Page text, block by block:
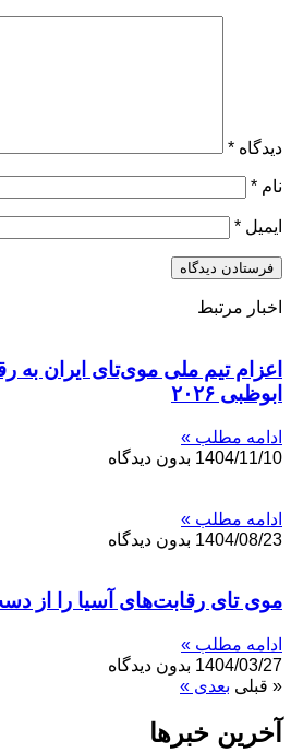
دیدگاه *
نام *
ایمیل *
اخبار مرتبط
اعزام تیم ملی موی‌تای ایران به
ابوظبی ۲۰۲۶
ادامه مطلب »
1404/11/10 بدون دیدگاه
ادامه مطلب »
1404/08/23 بدون دیدگاه
موی تای رقابت‌های آسیا را از
ادامه مطلب »
1404/03/27 بدون دیدگاه
« قبلی بعدی »
آخرین خبر‌‌ها